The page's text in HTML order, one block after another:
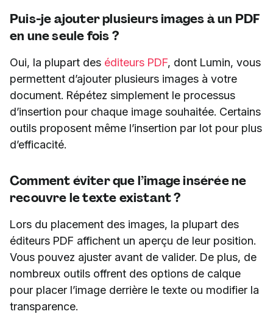
Puis-je ajouter plusieurs images à un PDF
en une seule fois ?
Oui, la plupart des éditeurs PDF, dont Lumin, vous
permettent d’ajouter plusieurs images à votre
document. Répétez simplement le processus
d’insertion pour chaque image souhaitée. Certains
outils proposent même l’insertion par lot pour plus
d’efficacité.
Comment éviter que l’image insérée ne
recouvre le texte existant ?
Lors du placement des images, la plupart des
éditeurs PDF affichent un aperçu de leur position.
Vous pouvez ajuster avant de valider. De plus, de
nombreux outils offrent des options de calque
pour placer l’image derrière le texte ou modifier la
transparence.